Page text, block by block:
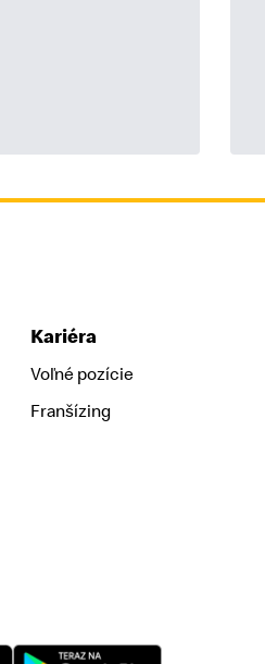
Kariéra
Voľné pozície
Franšízing